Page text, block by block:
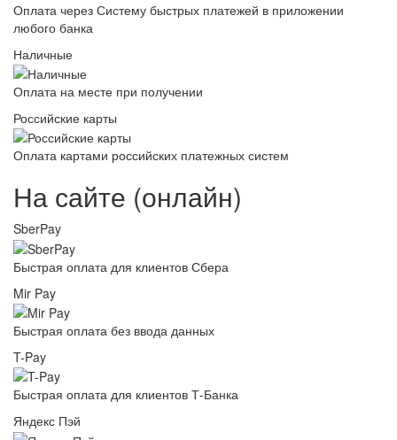
Оплата через Систему быстрых платежей в приложении
любого банка
Наличные
Оплата на месте при получении
Российские карты
Оплата картами российских платежных систем
На сайте (онлайн)
SberPay
Быстрая оплата для клиентов Сбера
Mir Pay
Быстрая оплата без ввода данных
T-Pay
Быстрая оплата для клиентов Т-Банка
Яндекс Пэй